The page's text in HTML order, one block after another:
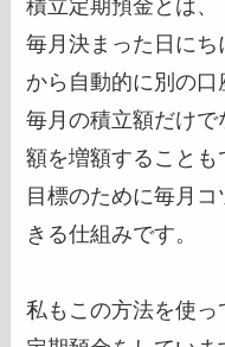
積立定期預金とは、
毎月決まった日に
から自動的に別の口
毎月の積立額だけ
額を増額することも
目標のために毎月
きる仕組みです。
私もこの方法を使